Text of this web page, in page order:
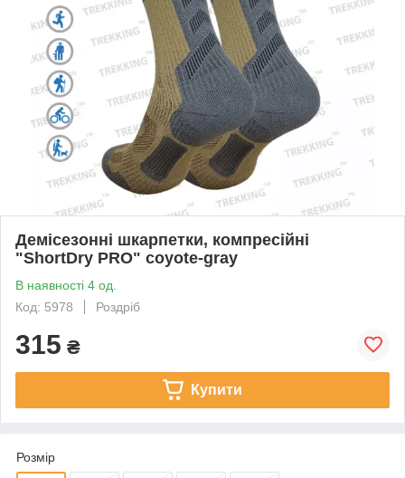
Демісезонні шкарпетки, компресійні
"ShortDry PRO" coyote-gray
В наявності 4 од.
Код: 5978
Роздріб
315 ₴
Купити
Розмір